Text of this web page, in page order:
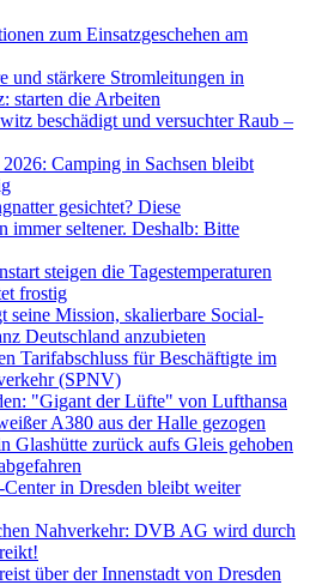
zum Einsatzgeschehen am
und stärkere Stromleitungen in
starten die Arbeiten
beschädigt und versuchter Raub –
Camping in Sachsen bleibt
gesichtet? Diese
immer seltener. Deshalb: Bitte
steigen die Tagestemperaturen
frostig
seine Mission, skalierbare Social-
Deutschland anzubieten
Tarifabschluss für Beschäftigte im
(SPNV)
"Gigant der Lüfte" von Lufthansa
A380 aus der Halle gezogen
Glashütte zurück aufs Gleis gehoben
in Dresden bleibt weiter
Nahverkehr: DVB AG wird durch
über der Innenstadt von Dresden